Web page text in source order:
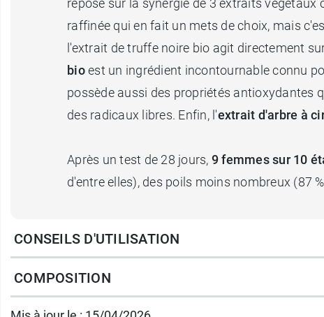
repose sur la synergie de 3 extraits
raffinée qui en fait un mets de choix, mais
l'extrait de truffe noire bio agit directement
bioest un ingrédient incontournable connu
possède aussi des propriétés antioxydantes
des radicaux libres. Enfin, l'extrait d'arbre à
Après un test de 28 jours, 9 femmes sur 10
d'entre elles), des poils moins nombreux (87
laissera une douce fragrance sur votre peau.
contour de la bouche, avant-bras, etc.). Il est
CONSEILS D'UTILISATION
COMPOSITION